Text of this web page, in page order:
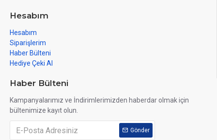
Hesabım
Hesabım
Siparişlerim
Haber Bülteni
Hediye Çeki Al
Haber Bülteni
Kampanyalarımız ve İndirimlerimizden haberdar olmak için
bültenimize kayıt olun.
Gönder